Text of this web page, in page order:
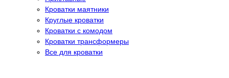
Кроватки маятники
Круглые кроватки
Кроватки с комодом
Кроватки трансформеры
Все для кроватки